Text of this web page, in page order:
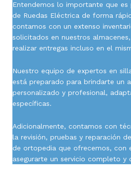
Entendemos lo importante que
de Ruedas Eléctrica de forma
contamos con un extenso
solicitados en nuestros
realizar entregas incluso en el
Nuestro equipo de expertos en
está preparado para brindarte un
personalizado y profesional,
específicas.
Adicionalmente, contamos con
la revisión, pruebas y reparación
de ortopedia que ofrecemos, con
asegurarte un servicio completo y